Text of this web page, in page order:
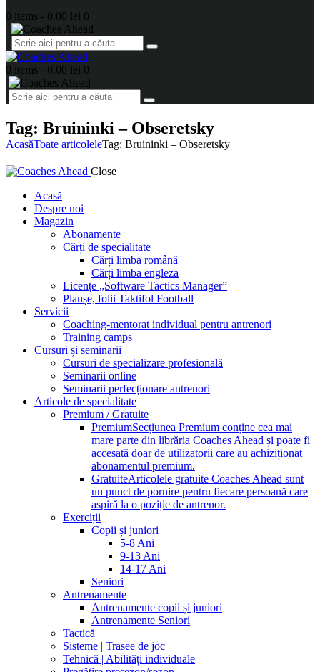
0 items - 0.00 lei 0
0 items - 0.00 lei 0
Tag: Bruininki – Obseretsky
AcasăToate articoleleTag: Bruininki – Obseretsky
Close
Acasă
Despre noi
Magazin
Abonamente
Cărți de specialitate
Cărți limba română
Cărți limba engleza
Licențe „Software Tactics Manager”
Planșe, folii Taktifol Football
Servicii
Coaching-mentorat individual pentru antrenori
Training camps
Cursuri și seminarii
Cursuri de specializare profesională
Seminarii online
Seminarii perfecționare antrenori
Articole de specialitate
Premium / Gratuite
PremiumSecțiunea Premium conține cea mai
mare parte din librăria Coaches Ahead și poate fi
accesată doar de utilizatorii care au achiziționat
abonamentul premium.
GratuiteArticolele gratuite Coaches Ahead sunt
un punct de pornire pentru fiecare persoană care
aspiră la o poziție de antrenor.
Exerciții
Copii și juniori
5-8 Ani
9-13 Ani
14-17 Ani
Seniori
Antrenamente
Antrenamente copii și juniori
Antrenamente Seniori
Tactică
Sisteme | Trasee de joc
Tehnică | Abilități individuale